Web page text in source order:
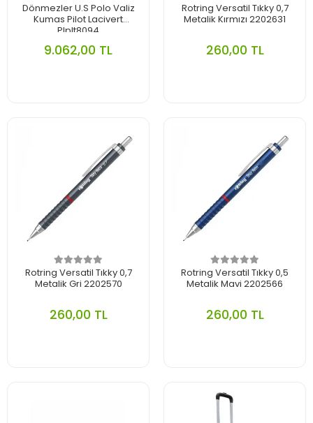
Dönmezler U.S Polo Valiz
Kumas Pilot Lacivert
Plplt8094
9.062,00 TL
Rotring Versatil Tıkky 0,7
Metalik Kırmızı 2202631
260,00 TL
Rotring Versatil Tıkky 0,7
Metalik Gri 2202570
260,00 TL
Rotring Versatil Tıkky 0,5
Metalik Mavi 2202566
260,00 TL